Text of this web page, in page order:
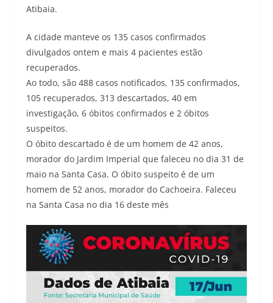
Atibaia.
A cidade manteve os 135 casos confirmados
divulgados ontem e mais 4 pacientes estão
recuperados.
Ao todo, são 488 casos notificados, 135 confirmados,
105 recuperados, 313 descartados, 40 em
investigação, 6 óbitos confirmados e 2 óbitos
suspeitos.
O óbito descartado é de um homem de 42 anos,
morador do Jardim Imperial que faleceu no dia 31 de
maio na Santa Casa. O óbito suspeito é de um
homem de 52 anos, morador do Cachoeira. Faleceu
na Santa Casa no dia 16 deste mês